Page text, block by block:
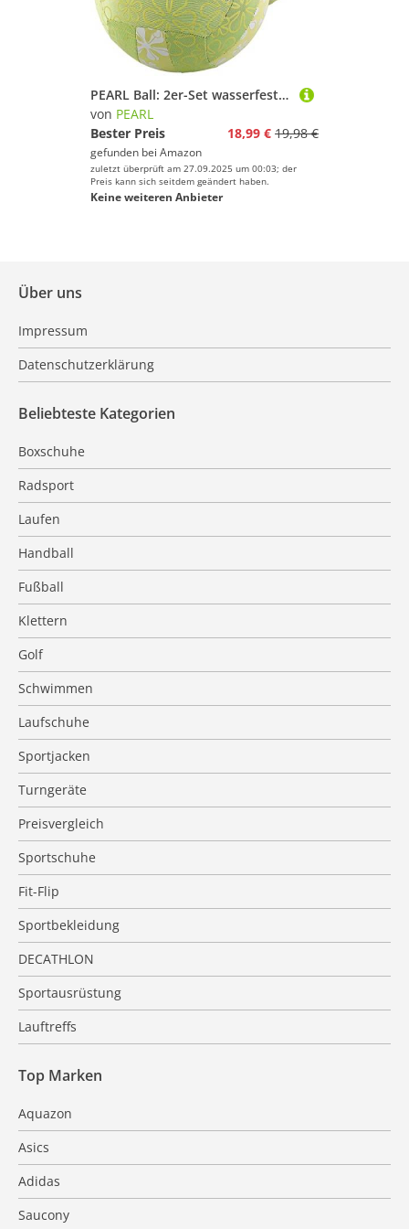
PEARL Ball: 2er-Set wasserfeste Beach-Volleybälle mit Neopren-Überzug (Beach-Volleyball-Ball, Sand-Ball, aufblasbar)
von PEARL
Bester Preis
18,99 € 19,98 €
gefunden bei Amazon
zuletzt überprüft am 27.09.2025 um 00:03; der
Preis kann sich seitdem geändert haben.
Keine weiteren Anbieter
Über uns
Impressum
Datenschutzerklärung
Beliebteste Kategorien
Boxschuhe
Radsport
Laufen
Handball
Fußball
Klettern
Golf
Schwimmen
Laufschuhe
Sportjacken
Turngeräte
Preisvergleich
Sportschuhe
Fit-Flip
Sportbekleidung
DECATHLON
Sportausrüstung
Lauftreffs
Top Marken
Aquazon
Asics
Adidas
Saucony